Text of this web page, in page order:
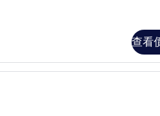
查看
行政大床房 | 高級寢具、迷